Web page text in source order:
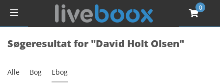
0
Søgeresultat for "David Holt Olsen"
Alle Bog Ebog